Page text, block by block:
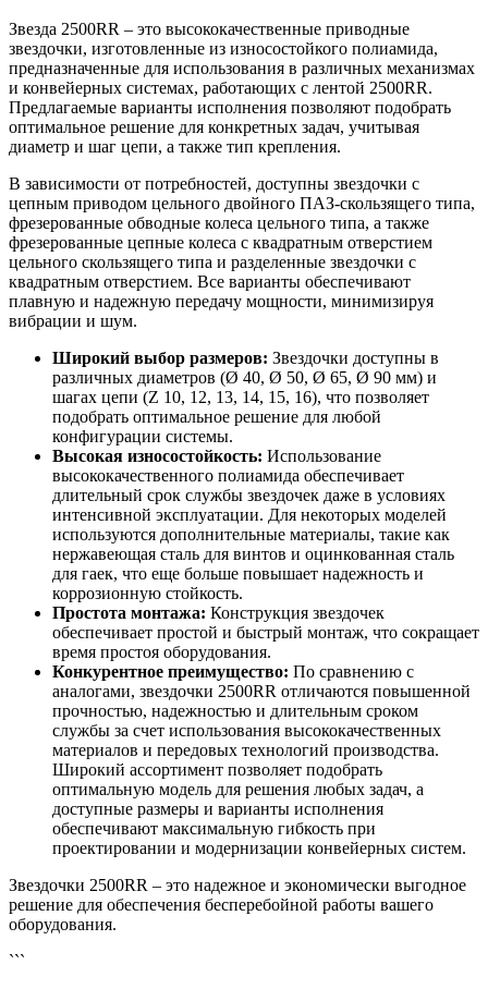
Звезда 2500RR – это высококачественные приводные
звездочки, изготовленные из износостойкого полиамида,
предназначенные для использования в различных механизмах
и конвейерных системах, работающих с лентой 2500RR.
Предлагаемые варианты исполнения позволяют подобрать
оптимальное решение для конкретных задач, учитывая
диаметр и шаг цепи, а также тип крепления.
В зависимости от потребностей, доступны звездочки с
цепным приводом цельного двойного ПАЗ-скользящего типа,
фрезерованные обводные колеса цельного типа, а также
фрезерованные цепные колеса с квадратным отверстием
цельного скользящего типа и разделенные звездочки с
квадратным отверстием. Все варианты обеспечивают
плавную и надежную передачу мощности, минимизируя
вибрации и шум.
Широкий выбор размеров: Звездочки доступны в
различных диаметров (Ø 40, Ø 50, Ø 65, Ø 90 мм) и
шагах цепи (Z 10, 12, 13, 14, 15, 16), что позволяет
подобрать оптимальное решение для любой
конфигурации системы.
Высокая износостойкость: Использование
высококачественного полиамида обеспечивает
длительный срок службы звездочек даже в условиях
интенсивной эксплуатации. Для некоторых моделей
используются дополнительные материалы, такие как
нержавеющая сталь для винтов и оцинкованная сталь
для гаек, что еще больше повышает надежность и
коррозионную стойкость.
Простота монтажа: Конструкция звездочек
обеспечивает простой и быстрый монтаж, что сокращает
время простоя оборудования.
Конкурентное преимущество: По сравнению с
аналогами, звездочки 2500RR отличаются повышенной
прочностью, надежностью и длительным сроком
службы за счет использования высококачественных
материалов и передовых технологий производства.
Широкий ассортимент позволяет подобрать
оптимальную модель для решения любых задач, а
доступные размеры и варианты исполнения
обеспечивают максимальную гибкость при
проектировании и модернизации конвейерных систем.
Звездочки 2500RR – это надежное и экономически выгодное
решение для обеспечения бесперебойной работы вашего
оборудования.
```